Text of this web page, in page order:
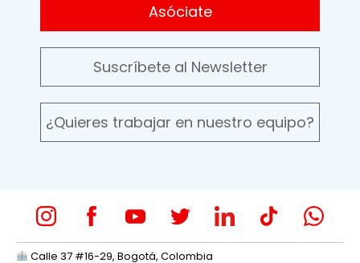
Asóciate
Suscríbete al Newsletter
¿Quieres trabajar en nuestro equipo?
Calle 37 #16-29, Bogotá, Colombia